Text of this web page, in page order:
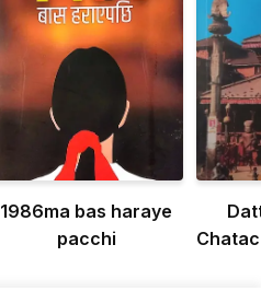
1986ma bas haraye
pacchi